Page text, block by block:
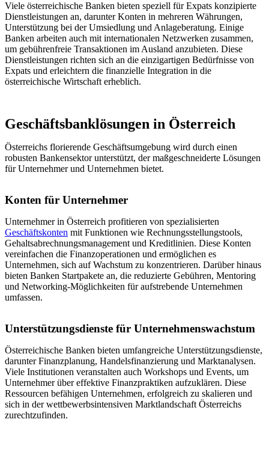
Viele österreichische Banken bieten speziell für Expats konzipierte
Dienstleistungen an, darunter Konten in mehreren Währungen,
Unterstützung bei der Umsiedlung und Anlageberatung. Einige
Banken arbeiten auch mit internationalen Netzwerken zusammen,
um gebührenfreie Transaktionen im Ausland anzubieten. Diese
Dienstleistungen richten sich an die einzigartigen Bedürfnisse von
Expats und erleichtern die finanzielle Integration in die
österreichische Wirtschaft erheblich.
Geschäftsbanklösungen in Österreich
Österreichs florierende Geschäftsumgebung wird durch einen
robusten Bankensektor unterstützt, der maßgeschneiderte Lösungen
für Unternehmer und Unternehmen bietet.
Konten für Unternehmer
Unternehmer in Österreich profitieren von spezialisierten
Geschäftskonten mit Funktionen wie Rechnungsstellungstools,
Gehaltsabrechnungsmanagement und Kreditlinien. Diese Konten
vereinfachen die Finanzoperationen und ermöglichen es
Unternehmen, sich auf Wachstum zu konzentrieren. Darüber hinaus
bieten Banken Startpakete an, die reduzierte Gebühren, Mentoring
und Networking-Möglichkeiten für aufstrebende Unternehmen
umfassen.
Unterstützungsdienste für Unternehmenswachstum
Österreichische Banken bieten umfangreiche Unterstützungsdienste,
darunter Finanzplanung, Handelsfinanzierung und Marktanalysen.
Viele Institutionen veranstalten auch Workshops und Events, um
Unternehmer über effektive Finanzpraktiken aufzuklären. Diese
Ressourcen befähigen Unternehmen, erfolgreich zu skalieren und
sich in der wettbewerbsintensiven Marktlandschaft Österreichs
zurechtzufinden.